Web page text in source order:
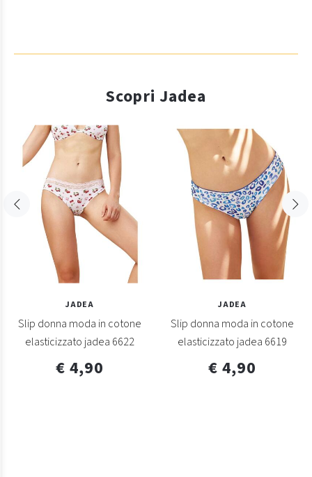
Scopri Jadea
JADEA
Slip donna moda in cotone
elasticizzato jadea 6622
€ 4,90
JADEA
Slip donna moda in cotone
elasticizzato jadea 6619
€ 4,90